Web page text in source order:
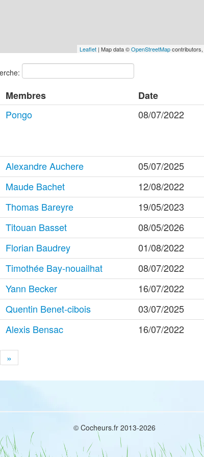
Leaflet| Map data ©OpenStreetMapcontributors,
Membres Date
Pongo
08/07/2022
Alexandre Auchere
05/07/2025
Maude Bachet
12/08/2022
Thomas Bareyre
19/05/2023
Titouan Basset
08/05/2026
Florian Baudrey
01/08/2022
Timothée Bay-nouailhat
08/07/2022
Yann Becker
16/07/2022
Quentin Benet-cibois
03/07/2025
Alexis Bensac
16/07/2022
»
© Cocheurs.fr 2013-2026